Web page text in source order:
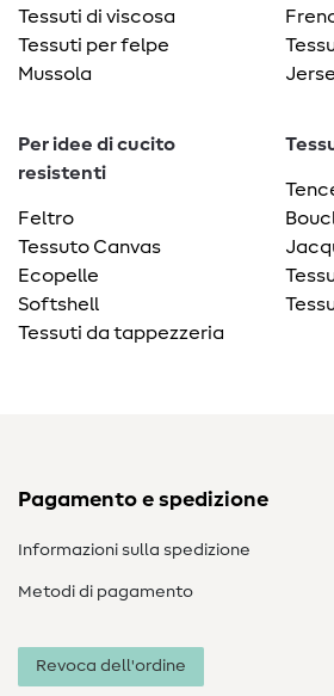
Tessuti di viscosa
Tessuti per felpe
Mussola
Per idee di cucito
resistenti
Feltro
Tessuto Canvas
Ecopelle
Softshell
Tessuti da tappezzeria
Pagamento e spedizione
Informazioni sulla spedizione
Metodi di pagamento
Revoca dell'ordine